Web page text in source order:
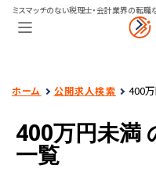
ミスマッチのない税理士・会計業界の転職
ホーム 公開求人検索 400
400万円未満
一覧